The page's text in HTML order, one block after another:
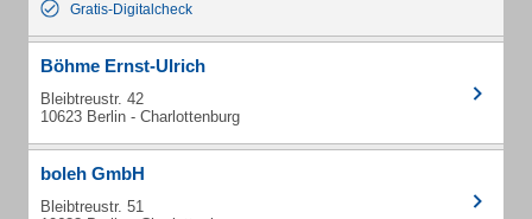
Gratis-Digitalcheck
Böhme Ernst-Ulrich
Bleibtreustr. 42
10623 Berlin - Charlottenburg
boleh GmbH
Bleibtreustr. 51